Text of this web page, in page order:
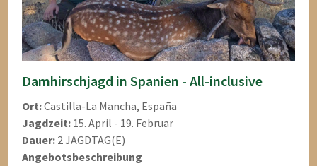
Damhirschjagd in Spanien - All-inclusive
Ort:Castilla-La Mancha, España
Jagdzeit: 15. April - 19. Februar
Dauer: 2 JAGDTAG(E)
Angebotsbeschreibung